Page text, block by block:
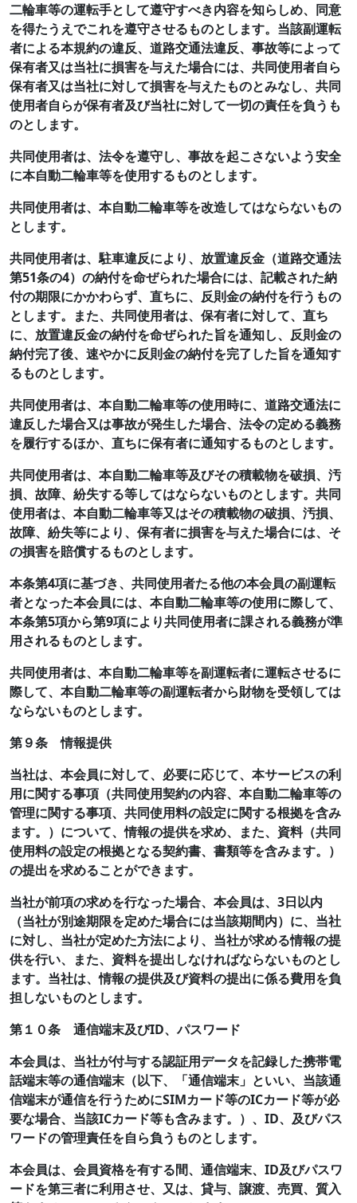
二輪車等の運転手として遵守すべき内容を知らしめ、同意
を得たうえでこれを遵守させるものとします。当該副運転
者による本規約の違反、道路交通法違反、事故等によって
保有者又は当社に損害を与えた場合には、共同使用者自ら
保有者又は当社に対して損害を与えたものとみなし、共同
使用者自らが保有者及び当社に対して一切の責任を負うも
のとします。
共同使用者は、法令を遵守し、事故を起こさないよう安全
に本自動二輪車等を使用するものとします。
共同使用者は、本自動二輪車等を改造してはならないもの
とします。
共同使用者は、駐車違反により、放置違反金（道路交通法
第51条の4）の納付を命ぜられた場合には、記載された納
付の期限にかかわらず、直ちに、反則金の納付を行うもの
とします。また、共同使用者は、保有者に対して、直ち
に、放置違反金の納付を命ぜられた旨を通知し、反則金の
納付完了後、速やかに反則金の納付を完了した旨を通知す
るものとします。
共同使用者は、本自動二輪車等の使用時に、道路交通法に
違反した場合又は事故が発生した場合、法令の定める義務
を履行するほか、直ちに保有者に通知するものとします。
共同使用者は、本自動二輪車等及びその積載物を破損、汚
損、故障、紛失する等してはならないものとします。共同
使用者は、本自動二輪車等又はその積載物の破損、汚損、
故障、紛失等により、保有者に損害を与えた場合には、そ
の損害を賠償するものとします。
本条第4項に基づき、共同使用者たる他の本会員の副運転
者となった本会員には、本自動二輪車等の使用に際して、
本条第5項から第9項により共同使用者に課される義務が準
用されるものとします。
共同使用者は、本自動二輪車等を副運転者に運転させるに
際して、本自動二輪車等の副運転者から財物を受領しては
ならないものとします。
第９条 情報提供
当社は、本会員に対して、必要に応じて、本サービスの利
用に関する事項（共同使用契約の内容、本自動二輪車等の
管理に関する事項、共同使用料の設定に関する根拠を含み
ます。）について、情報の提供を求め、また、資料（共同
使用料の設定の根拠となる契約書、書類等を含みます。）
の提出を求めることができます。
当社が前項の求めを行なった場合、本会員は、3日以内
（当社が別途期限を定めた場合には当該期間内）に、当社
に対し、当社が定めた方法により、当社が求める情報の提
供を行い、また、資料を提出しなければならないものとし
ます。当社は、情報の提供及び資料の提出に係る費用を負
担しないものとします。
第１０条 通信端末及びID、パスワード
本会員は、当社が付与する認証用データを記録した携帯電
話端末等の通信端末（以下、「通信端末」といい、当該通
信端末が通信を行うためにSIMカード等のICカード等が必
要な場合、当該ICカード等も含みます。）、ID、及びパス
ワードの管理責任を自ら負うものとします。
本会員は、会員資格を有する間、通信端末、ID及びパスワ
ードを第三者に利用させ、又は、貸与、譲渡、売買、質入